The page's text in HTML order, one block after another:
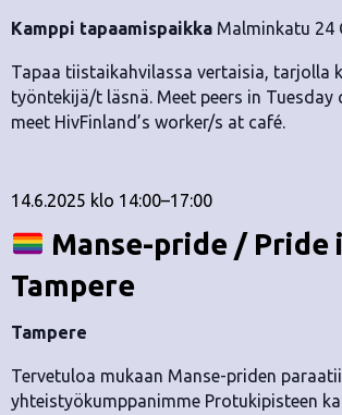
Kamppi tapaamispaikka Malminkatu 24
Tapaa tiistaikahvilassa vertaisia, tarjolla
työntekijä/t läsnä. Meet peers in
meet HivFinland’s worker/s at café.
Manse-pride / Pride
Tampere
14.6.2025 klo 14:00–17:00
Tampere
Tervetuloa mukaan Manse-priden
yhteistyökumppanimme Protukipisteen